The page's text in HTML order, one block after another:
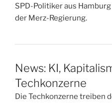
SPD-Politiker aus
der Merz-Regierung.
News: KI,
Techkonzerne
Die Techkonzerne treiben